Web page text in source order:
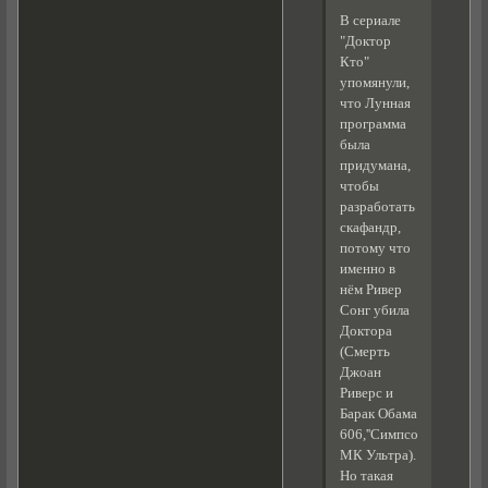
В сериале
"Доктор
Кто"
упомянули,
что Лунная
программа
была
придумана,
чтобы
разработать
скафандр,
потому что
именно в
нём Ривер
Сонг убила
Доктора
(Смерть
Джоан
Риверс и
Барак Обама
МК Ультра).
Но такая